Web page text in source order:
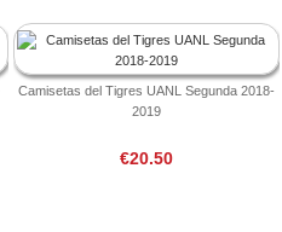
Camisetas del Tigres UANL Segunda 2018-
2019
€20.50